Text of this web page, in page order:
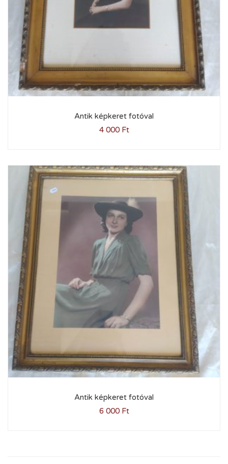
Antik képkeret fotóval
4 000 Ft
Antik képkeret fotóval
6 000 Ft